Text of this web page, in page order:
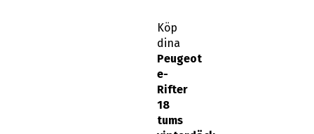
dina
Peugeot
e-
Rifter
18
tums
vinterdäck